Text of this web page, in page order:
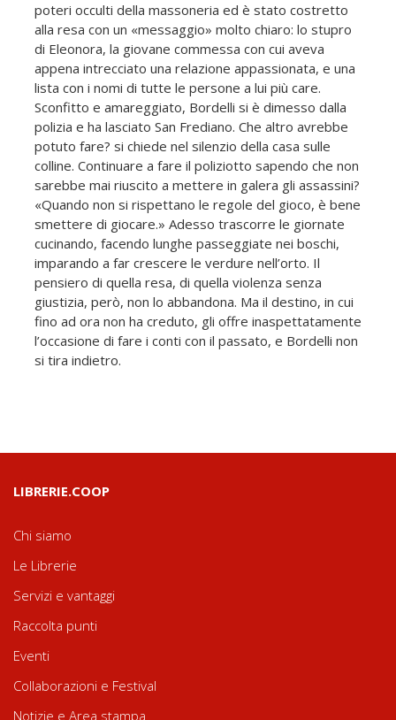
poteri occulti della massoneria ed è stato costretto
alla resa con un «messaggio» molto chiaro: lo stupro
di Eleonora, la giovane commessa con cui aveva
appena intrecciato una relazione appassionata, e una
lista con i nomi di tutte le persone a lui più care.
Sconfitto e amareggiato, Bordelli si è dimesso dalla
polizia e ha lasciato San Frediano. Che altro avrebbe
potuto fare? si chiede nel silenzio della casa sulle
colline. Continuare a fare il poliziotto sapendo che non
sarebbe mai riuscito a mettere in galera gli assassini?
«Quando non si rispettano le regole del gioco, è bene
smettere di giocare.» Adesso trascorre le giornate
cucinando, facendo lunghe passeggiate nei boschi,
imparando a far crescere le verdure nell’orto. Il
pensiero di quella resa, di quella violenza senza
giustizia, però, non lo abbandona. Ma il destino, in cui
fino ad ora non ha creduto, gli offre inaspettatamente
l’occasione di fare i conti con il passato, e Bordelli non
si tira indietro.
LIBRERIE.COOP
Chi siamo
Le Librerie
Servizi e vantaggi
Raccolta punti
Eventi
Collaborazioni e Festival
Notizie e Area stampa